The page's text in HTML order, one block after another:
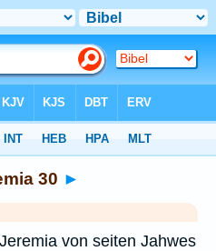
30 ►
von seiten Jahwes